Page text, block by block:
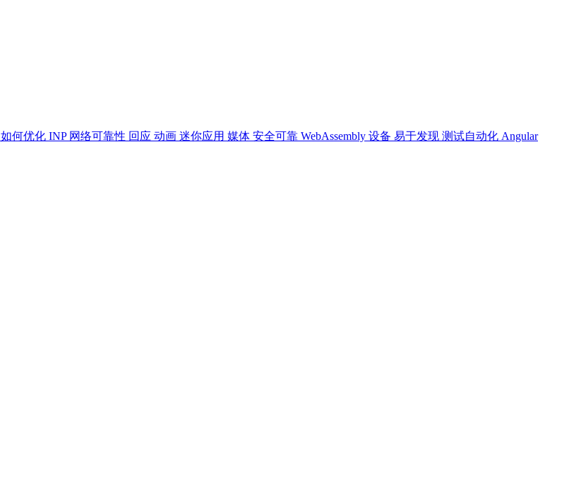
如何优化 INP 网络可靠性 回应 动画 迷你应用 媒体 安全可靠 WebAssembly 设备 易于发现 测试自动化 Angular